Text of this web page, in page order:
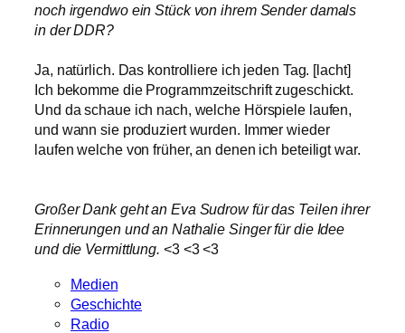
noch irgendwo ein Stück von ihrem Sender damals
in der DDR?
Ja, natürlich. Das kontrolliere ich jeden Tag. [lacht]
Ich bekomme die Programmzeitschrift zugeschickt.
Und da schaue ich nach, welche Hörspiele laufen,
und wann sie produziert wurden. Immer wieder
laufen welche von früher, an denen ich beteiligt war.
Großer Dank geht an Eva Sudrow für das Teilen ihrer
Erinnerungen und an Nathalie Singer für die Idee
und die Vermittlung. <3 <3 <3
Medien
Geschichte
Radio